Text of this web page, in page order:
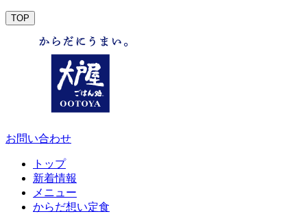
TOP
お問い合わせ
トップ
新着情報
メニュー
からだ想い定食